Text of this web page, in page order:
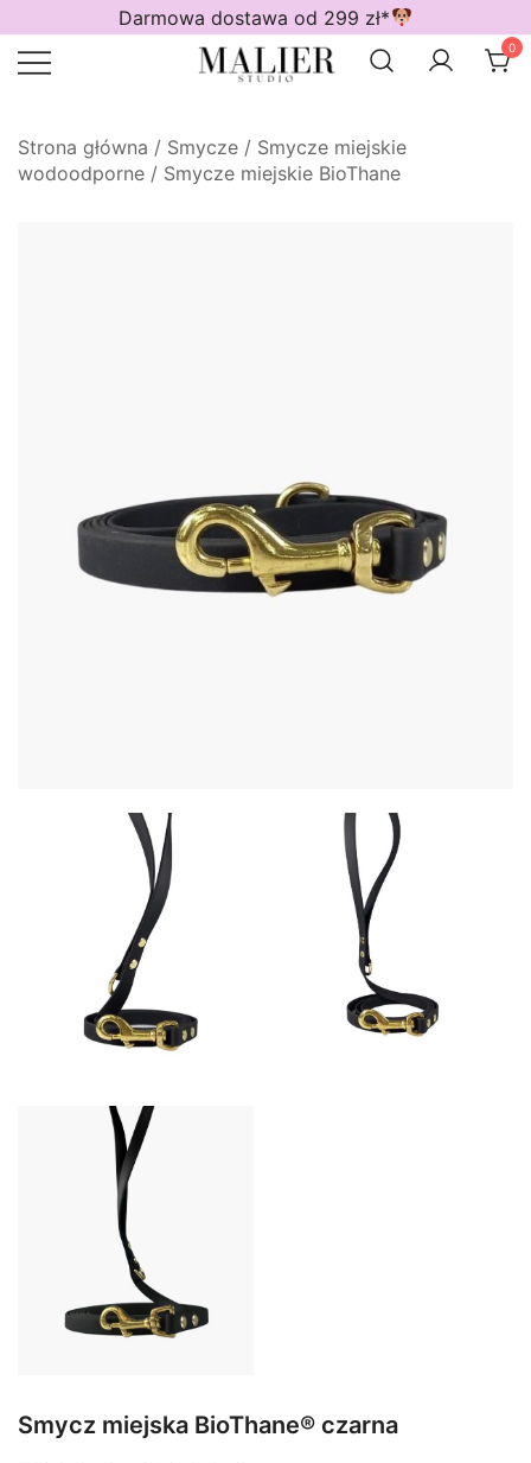
do
treści
Darmowa dostawa od 299 zł*
0
Strona główna / Smycze / Smycze miejskie
wodoodporne / Smycze miejskie BioThane
Smycz miejska BioThane® czarna